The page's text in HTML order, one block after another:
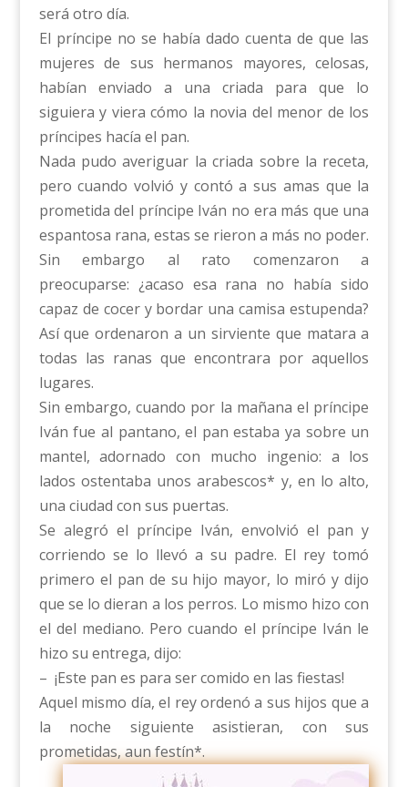
será otro día.
El príncipe no se había dado cuenta de que las
mujeres de sus hermanos mayores, celosas,
habían enviado a una criada para que lo
siguiera y viera cómo la novia del menor de los
príncipes hacía el pan.
Nada pudo averiguar la criada sobre la receta,
pero cuando volvió y contó a sus amas que la
prometida del príncipe Iván no era más que una
espantosa rana, estas se rieron a más no poder.
Sin embargo al rato comenzaron a
preocuparse: ¿acaso esa rana no había sido
capaz de cocer y bordar una camisa estupenda?
Así que ordenaron a un sirviente que matara a
todas las ranas que encontrara por aquellos
lugares.
Sin embargo, cuando por la mañana el príncipe
Iván fue al pantano, el pan estaba ya sobre un
mantel, adornado con mucho ingenio: a los
lados ostentaba unos arabescos* y, en lo alto,
una ciudad con sus puertas.
Se alegró el príncipe Iván, envolvió el pan y
corriendo se lo llevó a su padre. El rey tomó
primero el pan de su hijo mayor, lo miró y dijo
que se lo dieran a los perros. Lo mismo hizo con
el del mediano. Pero cuando el príncipe Iván le
hizo su entrega, dijo:
– ¡Este pan es para ser comido en las fiestas!
Aquel mismo día, el rey ordenó a sus hijos que a
la noche siguiente asistieran, con sus
prometidas, aun festín*.